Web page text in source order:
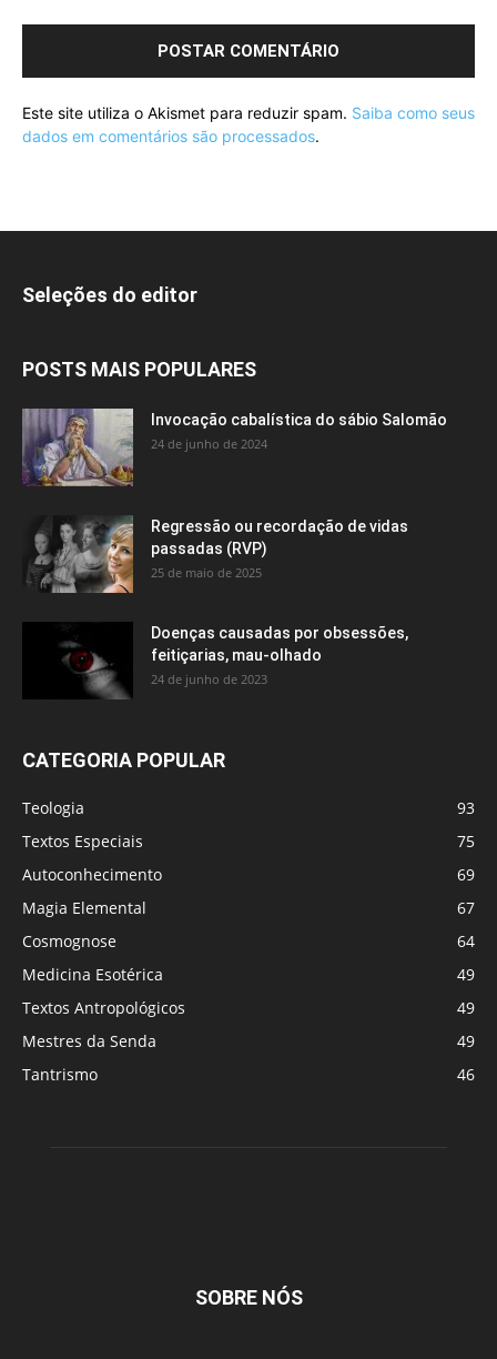
Este site utiliza o Akismet para reduzir spam. Saiba como seus
dados em comentários são processados.
Seleções do editor
POSTS MAIS POPULARES
Invocação cabalística do sábio Salomão
24 de junho de 2024
Regressão ou recordação de vidas
passadas (RVP)
25 de maio de 2025
Doenças causadas por obsessões,
feitiçarias, mau-olhado
24 de junho de 2023
CATEGORIA POPULAR
Teologia
93
Textos Especiais
75
Autoconhecimento
69
Magia Elemental
67
Cosmognose
64
Medicina Esotérica
49
Textos Antropológicos
49
Mestres da Senda
49
Tantrismo
46
SOBRE NÓS